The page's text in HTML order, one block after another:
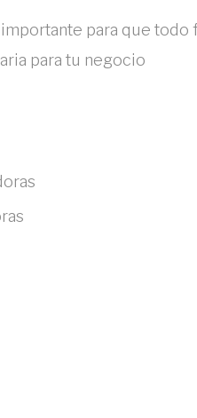
para que todo
para tu negocio